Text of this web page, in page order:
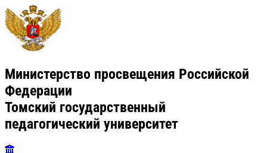
Министерство просвещения Российской
Федерации
Томский государственный
педагогический университет